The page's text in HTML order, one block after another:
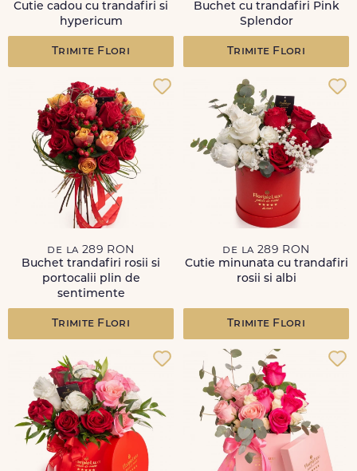
Cutie cadou cu trandafiri si
hypericum
Trimite Flori
Buchet cu trandafiri Pink
Splendor
Trimite Flori
de la 289 RON
Buchet trandafiri rosii si
portocalii plin de
sentimente
Trimite Flori
de la 289 RON
Cutie minunata cu trandafiri
rosii si albi
Trimite Flori